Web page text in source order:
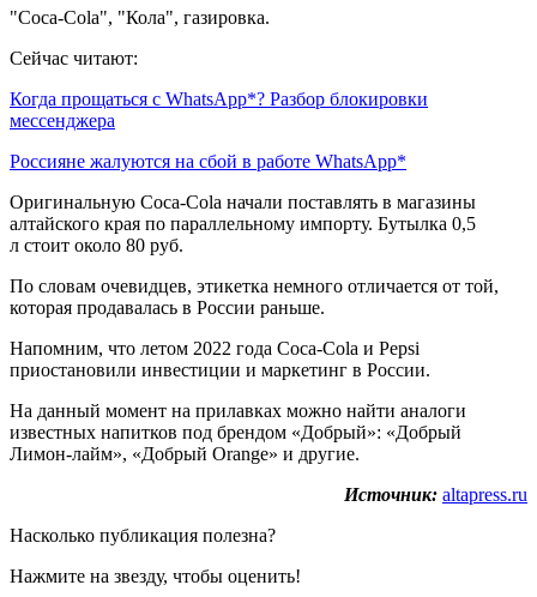
"Coca-Cola", "Кола", газировка.
Сейчас читают:
Когда прощаться с WhatsApp*? Разбор блокировки
мессенджера
Россияне жалуются на сбой в работе WhatsApp*
Оригинальную Coca-Cola начали поставлять в магазины
алтайского края по параллельному импорту. Бутылка 0,5
л стоит около 80 руб.
По словам очевидцев, этикетка немного отличается от той,
которая продавалась в России раньше.
Напомним, что летом 2022 года Coca-Cola и Pepsi
приостановили инвестиции и маркетинг в России.
На данный момент на прилавках можно найти аналоги
известных напитков под брендом «Добрый»: «Добрый
Лимон-лайм», «Добрый Orange» и другие.
Источник: altapress.ru
Насколько публикация полезна?
Нажмите на звезду, чтобы оценить!